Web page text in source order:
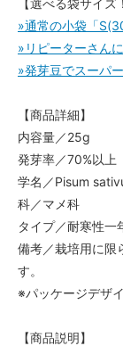
»通常の小袋「
»リピーターさん
»発芽豆でスーパ
【商品詳細】
内容量／25g
発芽率／70%以上
学名／Pisum
科／マメ科
タイプ／耐寒性一
備考／栽培用に限
す。
※パッケージデザ
【商品説明】